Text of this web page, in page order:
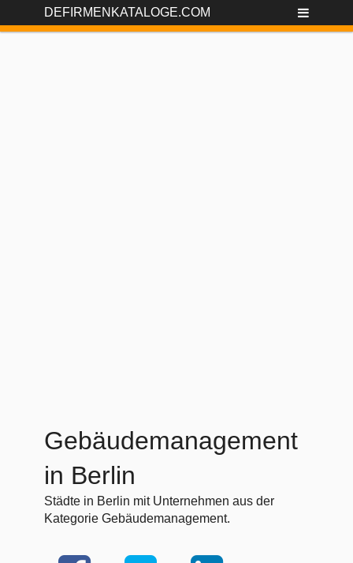
DEFIRMENKATALOGE.COM
Gebäudemanagement
in Berlin
Städte in Berlin mit Unternehmen aus der
Kategorie Gebäudemanagement.